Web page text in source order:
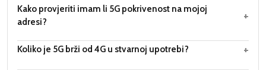
Kako provjeriti imam li 5G pokrivenost na mojoj
adresi?
+
Koliko je 5G brži od 4G u stvarnoj upotrebi? +